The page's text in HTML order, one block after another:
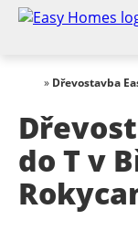
» Dřevostavba
do T v